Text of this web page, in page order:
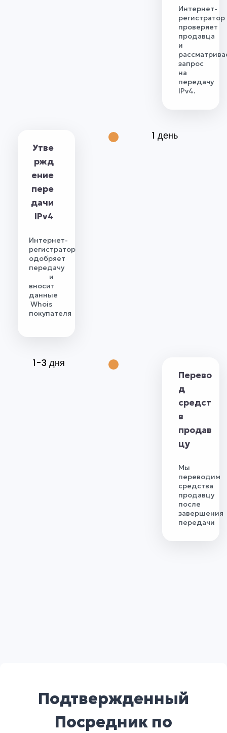
Интернет-
регистратор
проверяет
продавца
и
запрос
на
передачу
IPv4.
Утве
ржд
ение
пере
дачи
IPv4
Интернет-
регистратор
одобряет
передачу
и
вносит
данные
Whois
покупателя
1 день
1-3 дня
Перево
д
средст
в
продав
цу
Мы
переводим
средства
продавцу
после
завершения
передачи
Подтвержденный
Посредник по